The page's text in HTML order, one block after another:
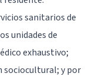
sanitarios de
unidades de
exhaustivo;
sociocultural; y por